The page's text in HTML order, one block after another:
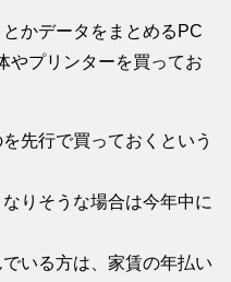
かデータをまとめるPC
やプリンターを買ってお
先行で買っておくという
りそうな場合は今年中に
いる方は、家賃の年払い